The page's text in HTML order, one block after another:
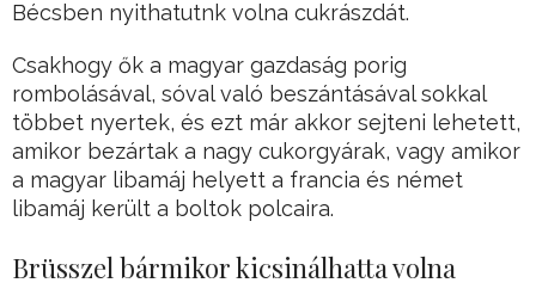
Bécsben nyithatutnk volna cukrászdát.
Csakhogy ők a magyar gazdaság porig
rombolásával, sóval való beszántásával sokkal
többet nyertek, és ezt már akkor sejteni lehetett,
amikor bezártak a nagy cukorgyárak, vagy amikor
a magyar libamáj helyett a francia és német
libamáj került a boltok polcaira.
Brüsszel bármikor kicsinálhatta volna